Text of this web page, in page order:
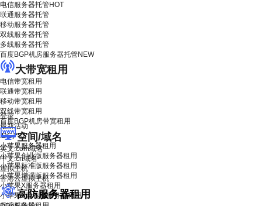
电信服务器托管HOT
联通服务器托管
移动服务器托管
双线服务器托管
多线服务器托管
百度BGP机房服务器托管NEW
大带宽租用
电信带宽租用
联通带宽租用
移动带宽租用
双线带宽租用
百度BGP机房带宽租用
空间/域名
英文.com域名
中文.cn域名
虚拟主机
香港云虚拟主机
高防服务器租用
登录
最新活动
IDC产品
小苹果服务器租用
小苹果创业版服务器租用
小苹果标准版服务器租用
小苹果增强版服务器租用
小苹果X服务器租用
小苹果X青春版服务器租用